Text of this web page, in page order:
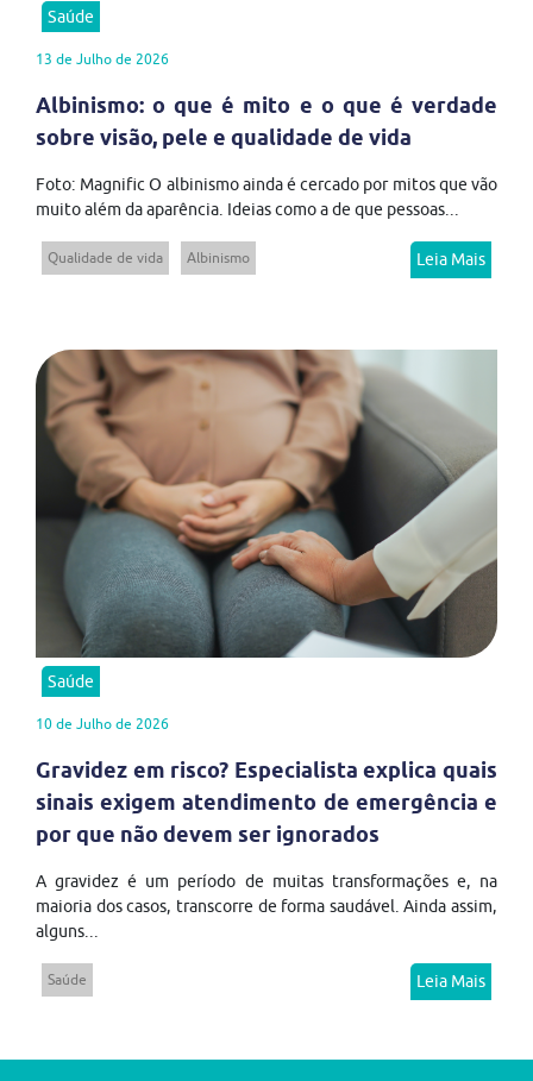
Saúde
13 de Julho de 2026
Albinismo: o que é mito e o que é verdade
sobre visão, pele e qualidade de vida
Foto: Magnific O albinismo ainda é cercado por mitos que vão
muito além da aparência. Ideias como a de que pessoas...
Qualidade de vida Albinismo Leia Mais
Saúde
10 de Julho de 2026
Gravidez em risco? Especialista explica quais
sinais exigem atendimento de emergência e
por que não devem ser ignorados
A gravidez é um período de muitas transformações e, na
maioria dos casos, transcorre de forma saudável. Ainda assim,
alguns...
Saúde Leia Mais